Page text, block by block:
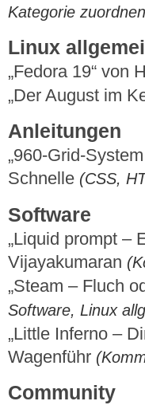
Kategorie
Linux
„Fedora 19“ von
„Der August im
Anleitungen
„960-Grid-
Schnelle (CSS,
Software
„Liquid prompt –
Vijayakumaran
„Steam – Fluch
Software, Linux
„Little Inferno –
Wagenführ
Community